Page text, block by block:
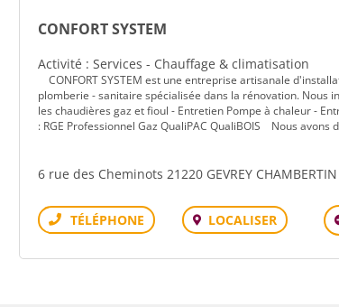
CONFORT SYSTEM
Activité : Services - Chauffage & climatisation
CONFORT SYSTEM est une entreprise artisanale
plomberie - sanitaire spécialisée dans la rénovation. Nous
les chaudières gaz et fioul - Entretien Pompe à chaleur -
: RGE Professionnel Gaz QualiPAC QualiBOIS Nous avons
6 rue des Cheminots 21220 GEVREY CHAMBERTIN
Téléphone LOCALISER